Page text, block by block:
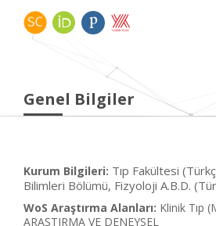
Genel Bilgiler
Kurum Bilgileri: Tıp Fakültesi
Bilimleri Bölümü, Fizyoloji A.B.D.
WoS Araştırma Alanları: Klinik Tıp
ARAŞTIRMA VE DENEYSEL